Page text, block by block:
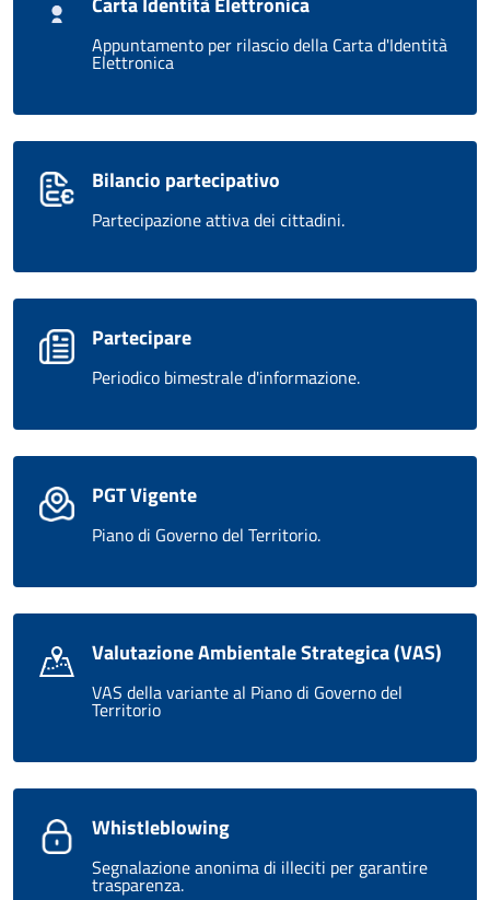
Appuntamento per rilascio della Carta d'Identità
Elettronica
Bilancio partecipativo
Partecipazione attiva dei cittadini.
Partecipare
Periodico bimestrale d'informazione.
PGT Vigente
Piano di Governo del Territorio.
Valutazione Ambientale Strategica (VAS)
VAS della variante al Piano di Governo del
Territorio
Whistleblowing
Segnalazione anonima di illeciti per garantire
trasparenza.